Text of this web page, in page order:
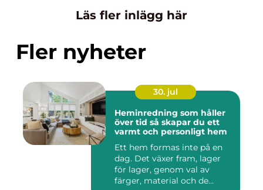
Läs fler inlägg här
Fler nyheter
30. jul
Heminredning som håller
över tid så skapar du ett
varmt och personligt hem
Ett hem formas inte på en
dag. Det växer fram, lager
för lager, genom val av
färger, material och de...